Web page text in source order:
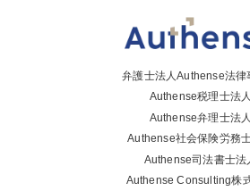
弁護士法人Authense法律
Authense税理士法人
Authense弁理士法人
Authense社会保険労務
Authense司法書士法
Authense Consulting株